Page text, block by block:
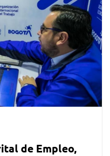
de Empleo,